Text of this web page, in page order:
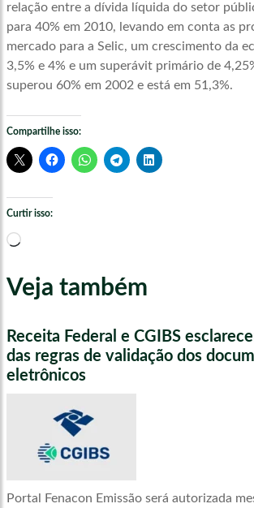
relação entre a dívida líquida do setor
para 40% em 2010, levando em conta as
mercado para a Selic, um crescimento da
3,5% e 4% e um superávit primário de
superou 60% em 2002 e está em 51,3%.
Compartilhe isso:
Curtir isso:
Carregando...
Veja também
Receita Federal e CGIBS
das regras de validação dos
eletrônicos
Portal Fenacon Emissão será autorizada